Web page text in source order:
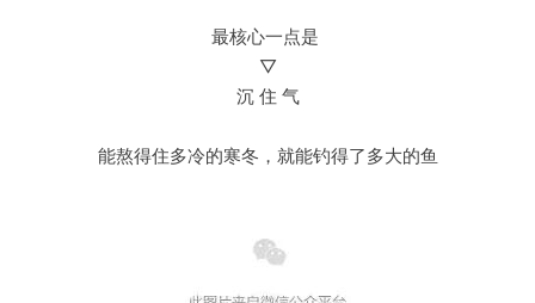
最核心一点是
▽
沉 住 气
能熬得住多冷的寒冬，就能钓得了多大的鱼